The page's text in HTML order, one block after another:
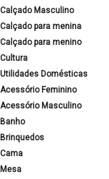
Calçado Masculino
Calçado para menina
Calçado para menino
Cultura
Utilidades Domésticas
Acessório Feminino
Acessório Masculino
Banho
Brinquedos
Cama
Mesa